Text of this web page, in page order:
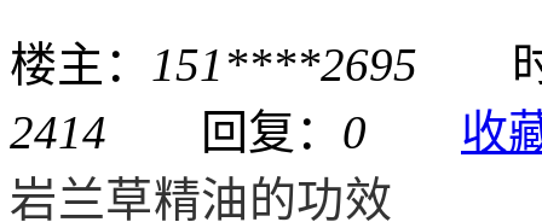
楼主： 151****2695 时
2414 回复： 0 收
岩兰草精油的功效